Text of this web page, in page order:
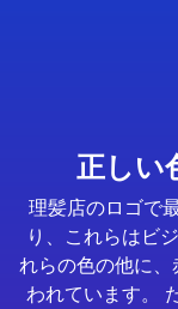
正しい
理髪店のロゴで
り、これらはビ
れらの色の他に
われています。